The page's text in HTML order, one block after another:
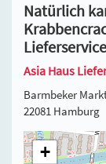
Natürlich
Asia Haus
Barmbeker
22081 Hamburg
+